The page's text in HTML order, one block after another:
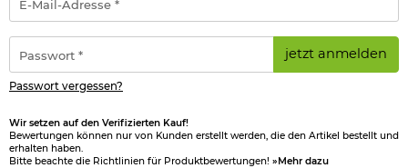
Mail-
Adresse
*
jetzt anmelden
Passwort vergessen?
Wir setzen auf den Verifizierten Kauf!
Bewertungen können nur von Kunden erstellt werden, die den Artikel bestellt und
erhalten haben.
Bitte beachte die Richtlinien für Produktbewertungen! »Mehr dazu